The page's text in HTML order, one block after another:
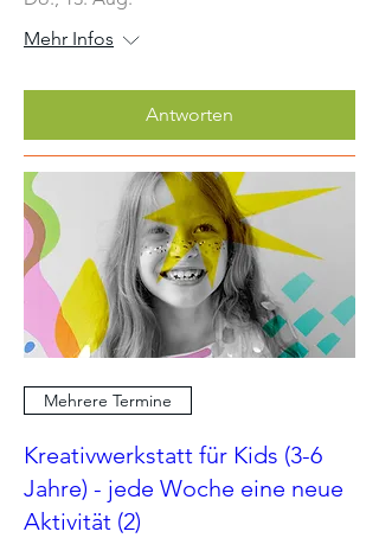
Mehr Infos
Antworten
Mehrere Termine
Kreativwerkstatt für Kids (3-6
Jahre) - jede Woche eine neue
Aktivität (2)